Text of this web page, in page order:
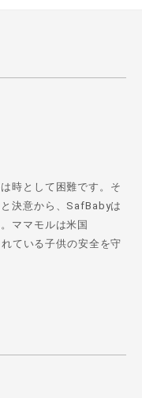
時として困難です。そ
決意から、SafBabyは
ママモルは米国
ている子供の安全を守